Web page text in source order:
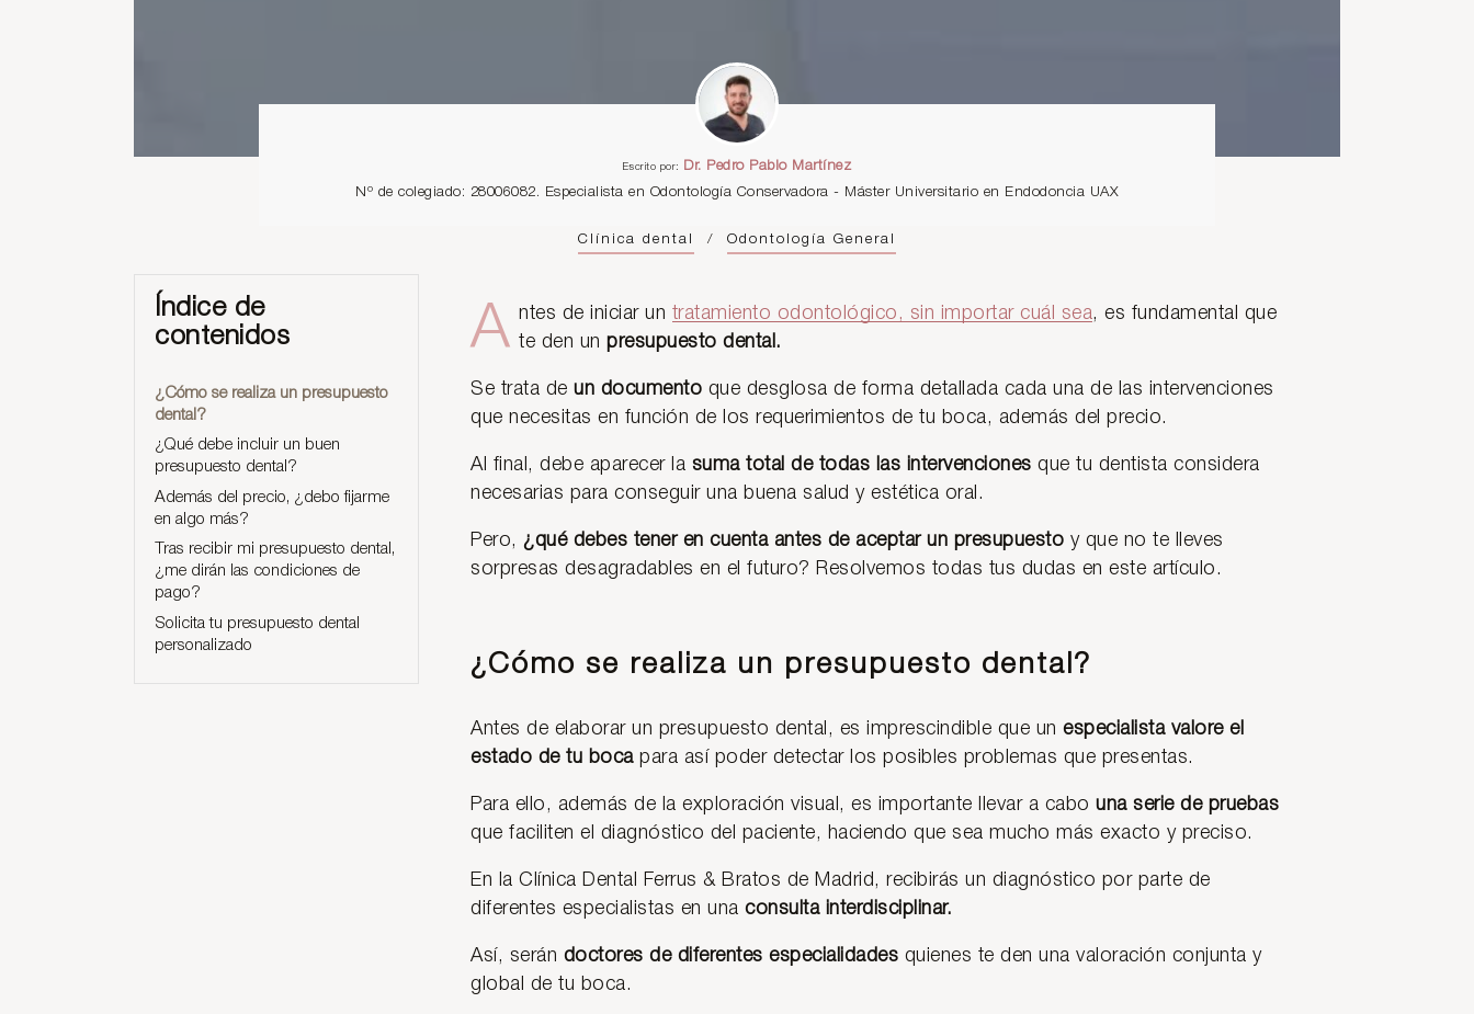
Escrito por:
Dr. Pedro Pablo Martínez
Nº de colegiado: 28006082. Especialista en Odontología Conservadora - Máster Universitario en Endodoncia UAX
Clínica dental / Odontología General
A ntes de iniciar un tratamiento odontológico, sin importar cuál sea, es fundamental que
te den un presupuesto dental.
Se trata deun documento que desglosa de forma detallada cada una de las intervenciones
que necesitas en función de los requerimientos de tu boca, además del precio.
Al final, debe aparecer la suma total de todas las intervenciones que tu dentista considera
necesarias para conseguir una buena salud y estética oral.
Pero, ¿qué debes tener en cuenta antes de aceptar un presupuesto y que no te lleves
sorpresas desagradables en el futuro? Resolvemos todas tus dudas en este artículo.
¿Cómo se realiza un presupuesto dental?
Antes de elaborar un presupuesto dental, es imprescindible que unespecialista valore el
estado de tu bocapara así poder detectar los posibles problemas que presentas.
Para ello, además de la exploración visual, es importante llevar a cabouna serie de pruebas
que faciliten el diagnóstico del paciente, haciendo que sea mucho más exacto y preciso.
En la Clínica Dental Ferrus & Bratos de Madrid, recibirás un diagnóstico por parte de
diferentes especialistas en una consulta interdisciplinar.
Así, serán doctores de diferentes especialidades quienes te den una valoración conjunta y
global de tu boca.
Índice de
contenidos
¿Cómo se realiza un presupuesto
dental?
¿Qué debe incluir un buen
presupuesto dental?
Además del precio, ¿debo fijarme
en algo más?
Tras recibir mi presupuesto dental,
¿me dirán las condiciones de
pago?
Solicita tu presupuesto dental
personalizado